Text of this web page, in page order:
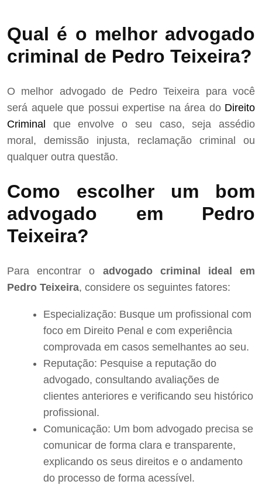
Qual é o melhor advogado
criminal de Pedro Teixeira?
O melhor advogado de Pedro Teixeira para você
será aquele que possui expertise na área do Direito
Criminal que envolve o seu caso, seja assédio
moral, demissão injusta, reclamação criminal ou
qualquer outra questão.
Como escolher um bom
advogado em Pedro
Teixeira?
Para encontrar o advogado criminal ideal em
Pedro Teixeira, considere os seguintes fatores:
Especialização: Busque um profissional com
foco em Direito Penal e com experiência
comprovada em casos semelhantes ao seu.
Reputação: Pesquise a reputação do
advogado, consultando avaliações de
clientes anteriores e verificando seu histórico
profissional.
Comunicação: Um bom advogado precisa se
comunicar de forma clara e transparente,
explicando os seus direitos e o andamento
do processo de forma acessível.